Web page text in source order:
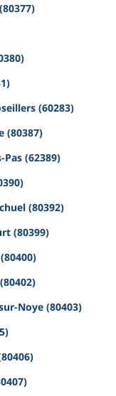
(60283)
(80387)
(62389)
(80392)
(80399)
Noye (80403)